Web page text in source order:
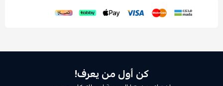
كن أول من يعرف!